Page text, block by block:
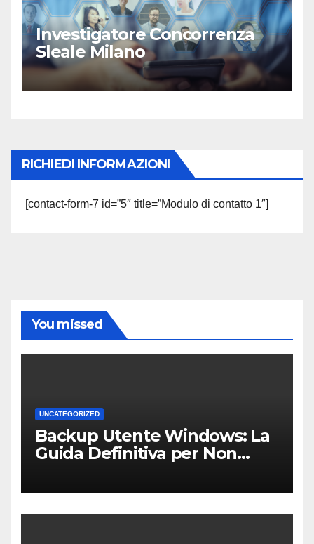
Investigatore Concorrenza
Sleale Milano
RICHIEDI INFORMAZIONI
[contact-form-7 id=”5″ title=”Modulo di contatto 1″]
You missed
UNCATEGORIZED
Backup Utente Windows: La
Guida Definitiva per Non
Casa o dell’Ufficio